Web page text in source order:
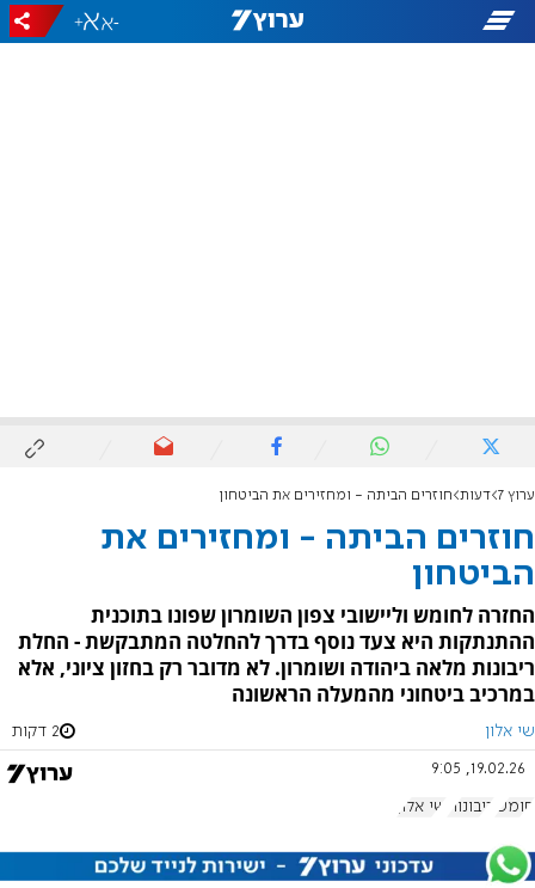
-
+
ערוץ 7 דעות חוזרים הביתה - ומחזירים את הביטחון
חוזרים הביתה - ומחזירים את
הביטחון
החזרה לחומש וליישובי צפון השומרון שפונו בתוכנית
ההתנתקות היא צעד נוסף בדרך להחלטה המתבקשת - החלת
ריבונות מלאה ביהודה ושומרון. לא מדובר רק בחזון ציוני, אלא
במרכיב ביטחוני מהמעלה הראשונה
שי אלון 2 דקות
19.02.26, 9:05
חומש ריבונות שי אלון